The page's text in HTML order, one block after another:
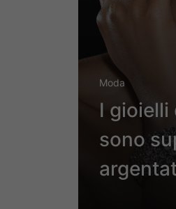
Moda
I gioielli
sono